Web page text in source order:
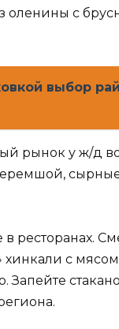
оленины с
выбор
рынок у ж/д
в ресторанах.
хинкали с